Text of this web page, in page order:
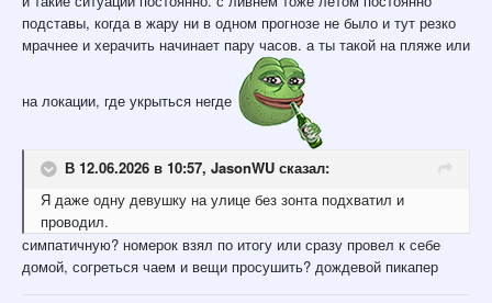
подставы, когда в жару ни в одном прогнозе не было и тут резко
мрачнее и херачить начинает пару часов. а ты такой на пляже или
на локации, где укрыться негде
В 12.06.2026 в 10:57, JasonWU сказал:
Я даже одну девушку на улице без зонта подхватил и
проводил.
симпатичную? номерок взял по итогу или сразу провел к себе
домой, согреться чаем и вещи просушить? дождевой пикапер